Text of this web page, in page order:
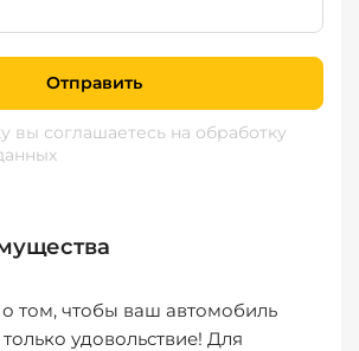
Отправить
вы соглашаетесь на обработку
том, чтобы ваш автомобиль
удовольствие! Для